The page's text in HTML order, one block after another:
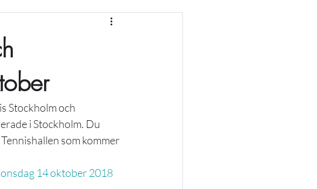
Stockholm och
i Stockholm. Du
som kommer
14 oktober 2018